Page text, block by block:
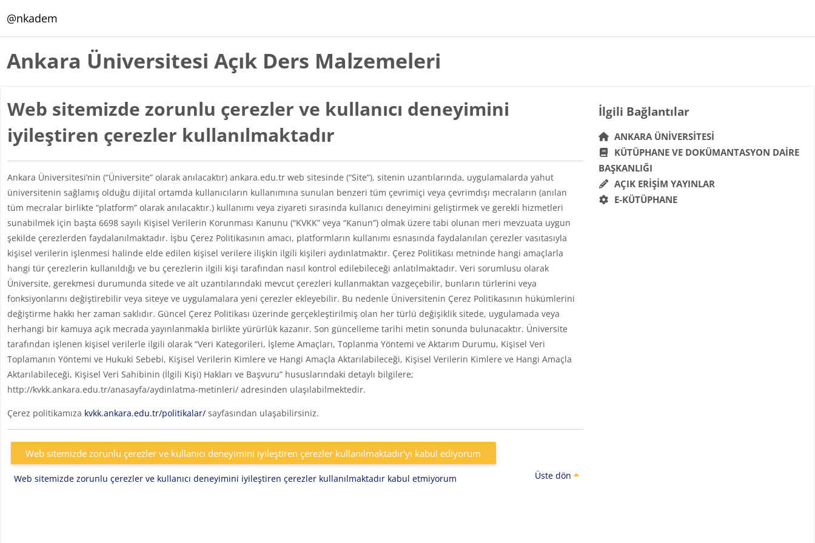
@nkadem
Ankara Üniversitesi Açık Ders Malzemeleri
Web sitemizde zorunlu çerezler ve kullanıcı deneyimini
iyileştiren çerezler kullanılmaktadır
Ankara Üniversitesi’nin (“Üniversite” olarak anılacaktır) ankara.edu.tr web sitesinde (“Site”), sitenin uzantılarında, uygulamalarda yahut
üniversitenin sağlamış olduğu dijital ortamda kullanıcıların kullanımına sunulan benzeri tüm çevrimiçi veya çevrimdışı mecraların (anılan
tüm mecralar birlikte “platform” olarak anılacaktır.) kullanımı veya ziyareti sırasında kullanıcı deneyimini geliştirmek ve gerekli hizmetleri
sunabilmek için başta 6698 sayılı Kişisel Verilerin Korunması Kanunu (“KVKK” veya “Kanun”) olmak üzere tabi olunan meri mevzuata uygun
şekilde çerezlerden faydalanılmaktadır. İşbu Çerez Politikasının amacı, platformların kullanımı esnasında faydalanılan çerezler vasıtasıyla
kişisel verilerin işlenmesi halinde elde edilen kişisel verilere ilişkin ilgili kişileri aydınlatmaktır. Çerez Politikası metninde hangi amaçlarla
hangi tür çerezlerin kullanıldığı ve bu çerezlerin ilgili kişi tarafından nasıl kontrol edilebileceği anlatılmaktadır. Veri sorumlusu olarak
Üniversite, gerekmesi durumunda sitede ve alt uzantılarındaki mevcut çerezleri kullanmaktan vazgeçebilir, bunların türlerini veya
fonksiyonlarını değiştirebilir veya siteye ve uygulamalara yeni çerezler ekleyebilir. Bu nedenle Üniversitenin Çerez Politikasının hükümlerini
değiştirme hakkı her zaman saklıdır. Güncel Çerez Politikası üzerinde gerçekleştirilmiş olan her türlü değişiklik sitede, uygulamada veya
herhangi bir kamuya açık mecrada yayınlanmakla birlikte yürürlük kazanır. Son güncelleme tarihi metin sonunda bulunacaktır. Üniversite
tarafından işlenen kişisel verilerle ilgili olarak “Veri Kategorileri, İşleme Amaçları, Toplanma Yöntemi ve Aktarım Durumu, Kişisel Veri
Toplamanın Yöntemi ve Hukuki Sebebi, Kişisel Verilerin Kimlere ve Hangi Amaçla Aktarılabileceği, Kişisel Verilerin Kimlere ve Hangi Amaçla
Aktarılabileceği, Kişisel Veri Sahibinin (İlgili Kişi) Hakları ve Başvuru” hususlarındaki detaylı bilgilere;
http://kvkk.ankara.edu.tr/anasayfa/aydinlatma-metinleri/ adresinden ulaşılabilmektedir.
Çerez politikamıza kvkk.ankara.edu.tr/politikalar/sayfasından ulaşabilirsiniz.
Web sitemizde zorunlu çerezler ve kullanıcı deneyimini iyileştiren çerezler kullanılmaktadır'yı kabul ediyorum
Web sitemizde zorunlu çerezler ve kullanıcı deneyimini iyileştiren çerezler kullanılmaktadır kabul etmiyorum Üste dön
Bloklar
İlgili Bağlantılar 'yı atla
İlgili Bağlantılar
ANKARA ÜNIVERSITESI
KÜTÜPHANE VE DOKÜMANTASYON DAIRE
BAŞKANLIĞI
AÇIK ERIŞIM YAYINLAR
E-KÜTÜPHANE